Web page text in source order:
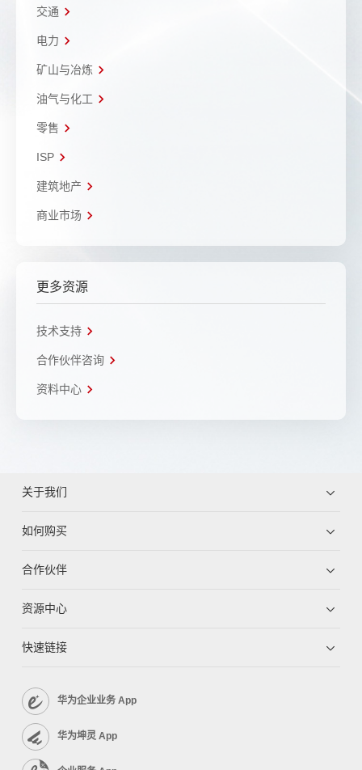
交通
电力
矿山与冶炼
油气与化工
零售
ISP
建筑地产
商业市场
更多资源
技术支持
合作伙伴咨询
资料中心
关于我们
如何购买
合作伙伴
资源中心
快速链接
华为企业业务 App
华为坤灵 App